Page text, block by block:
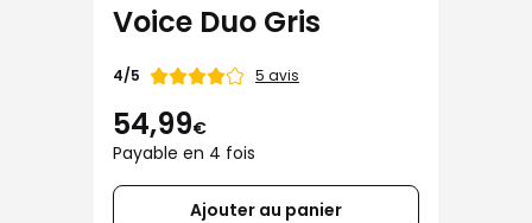
Voice Duo Gris
Note
4/5 5 avis
54,99€
Payable en 4 fois
Ajouter au panier